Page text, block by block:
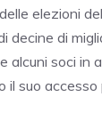
elezioni
decine di
alcuni soci in
il suo accesso